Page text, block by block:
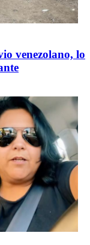
venezolano, lo